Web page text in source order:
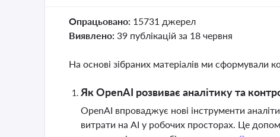
Опрацьовано: 15731 джерел
Виявлено: 39 публікацій за 18 червня
На основі зібраних матеріалів ми сформували
Як OpenAI розвиває аналітику та
OpenAI впроваджує нові інструменти
витрати на AI у робочих просторах. Це